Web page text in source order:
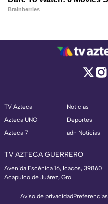
TV Azteca
Azteca UNO
Azteca 7
Noticias
Deportes
adn Noticias
TV AZTECA GUERRERO
Avenida Escénica 16, Icacos, 39860
Acapulco de Juárez, Gro
Aviso de privacidad